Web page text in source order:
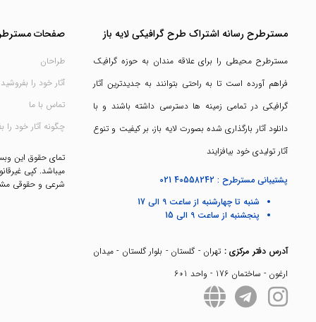
مسترطرح رسانه اشتراک طرح گرافیکی لایه باز
مسترطرح محیطی را برای علاقه مندان به حوزه گرافیک
فراهم آورده است تا به راحتی بتوانند به جدیدترین آثار
گرافیکی در تمامی زمینه ها دسترسی داشته باشند و با
دانلود آثار بارگذاری شده بصورت لایه باز، بر کیفیت و تنوع
آثار تولیدی خود بیافزایند
پشتیبانی مسترطرح : 021 40558242
شنبه تا چهارشنبه از ساعت 9 الی 17
پنجشنبه از ساعت 9 الی 15
آدرس دفتر مرکزی : تهران - گلستان - بلوار گلستان - میدان
ارغون - ساختمان 176 - واحد 601
صفحات
طراحان
آثار خود را بفروشید
تماس با ما
چگونه آثار خود را
تمای حقوق این
میباشد. کپی
شرعی و حقوقی